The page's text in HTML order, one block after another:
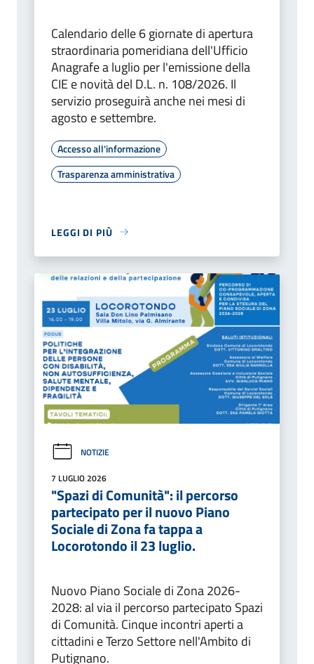
Calendario delle 6 giornate di apertura
straordinaria pomeridiana dell'Ufficio
Anagrafe a luglio per l'emissione della
CIE e novità del D.L. n. 108/2026. Il
servizio proseguirà anche nei mesi di
agosto e settembre.
Accesso all'informazione
Trasparenza amministrativa
LEGGI DI PIÙ
NOTIZIE
7 LUGLIO 2026
"Spazi di Comunità": il percorso
partecipato per il nuovo Piano
Sociale di Zona fa tappa a
Locorotondo il 23 luglio.
Nuovo Piano Sociale di Zona 2026-
2028: al via il percorso partecipato Spazi
di Comunità. Cinque incontri aperti a
cittadini e Terzo Settore nell'Ambito di
Putignano.